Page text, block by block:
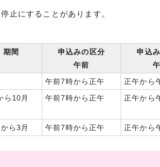
止にすることがあります。
期間
申込みの区分
午前
申込
午前7時から正午
正午から
ら10月 午前7時から正午 正午から
ら3月 午前7時から正午 正午から